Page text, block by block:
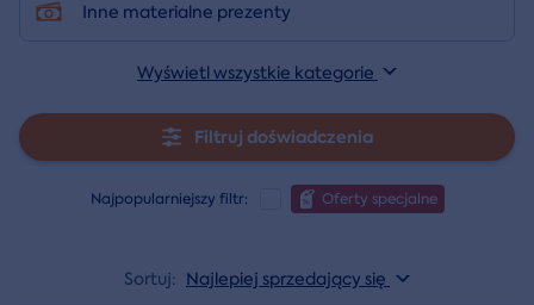
Inne materialne prezenty
Wyświetl wszystkie kategorie
Filtruj doświadczenia
Najpopularniejszy filtr: Oferty specjalne
Sortuj: Najlepiej sprzedający się